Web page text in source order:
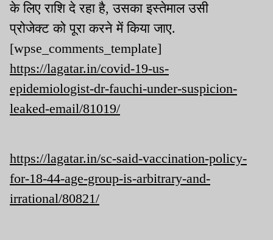
के लिए राशि दे रहा है, उसका इस्तेमाल उसी
प्रोजेक्ट को पूरा करने में किया जाए.
[wpse_comments_template]
https://lagatar.in/covid-19-us-
epidemiologist-dr-fauchi-under-suspicion-
leaked-email/81019/
https://lagatar.in/sc-said-vaccination-policy-
for-18-44-age-group-is-arbitrary-and-
irrational/80821/